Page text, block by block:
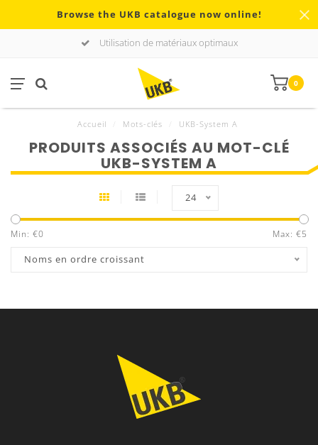
Browse the UKB catalogue now online!
Utilisation de matériaux optimaux
0
Accueil Mots-clés UKB-System A
PRODUITS ASSOCIÉS AU MOT-CLÉ
UKB-SYSTEM A
24
Min: €0 Max: €5
Noms en ordre croissant